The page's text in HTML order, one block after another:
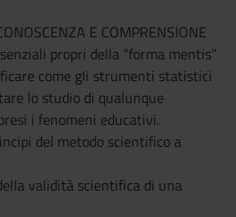
E COMPRENSIONE
propri della “forma mentis”
come gli strumenti statistici
lo studio di qualunque
i fenomeni educativi.
del metodo scientifico a
validità scientifica di una